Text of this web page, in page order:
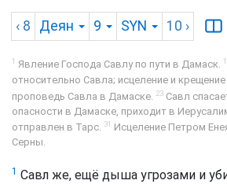
‹ 8 Деян 9 SYN 10 ›
1 Явление Господа Савлу по пути в Дамаск.
относительно Савла; исцеление и
проповедь Савла в Дамаске.
23 Савл
опасности в Дамаске, приходит в
отправлен в Тарс. 31 Исцеление Петром
Серны.
1 Савл же, ещё дыша угрозами и